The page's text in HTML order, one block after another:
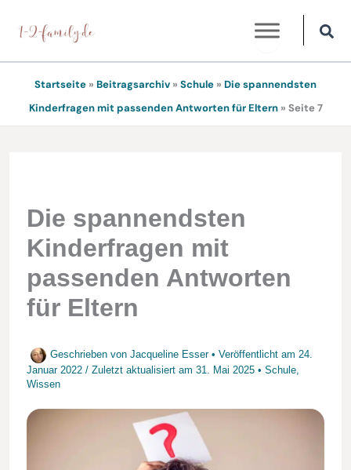
Inhalt
springen
Startseite » Beitragsarchiv » Schule » Die spannendsten
Kinderfragen mit passenden Antworten für Eltern» Seite 7
Die spannendsten
Kinderfragen mit
passenden Antworten
für Eltern
Geschrieben von Jacqueline Esser • Veröffentlicht am 24.
Januar 2022 / Zuletzt aktualisiert am 31. Mai 2025• Schule,
Wissen